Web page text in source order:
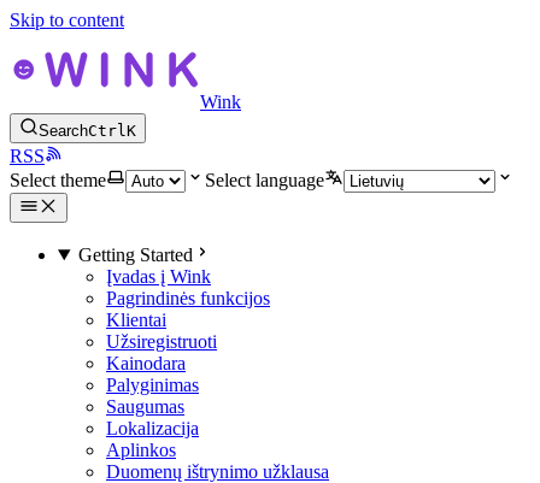
Skip to content
Wink
SearchCtrlK
RSS
Select theme
Select language
Getting Started
Įvadas į Wink
Pagrindinės funkcijos
Klientai
Užsiregistruoti
Kainodara
Palyginimas
Saugumas
Lokalizacija
Aplinkos
Duomenų ištrynimo užklausa